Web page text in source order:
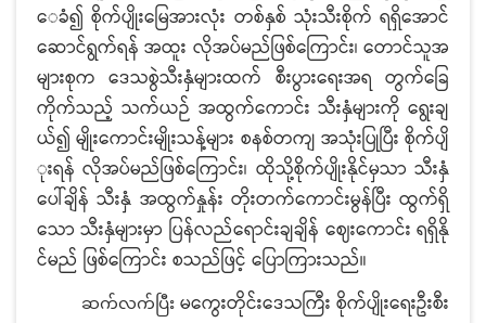
ေခံ၍ စိုက်ပျိုးမြေအားလုံး တစ်နှစ် သုံးသီးစိုက် ရရှိအောင်
ဆောင်ရွက်ရန် အထူး လိုအပ်မည်ဖြစ်ကြောင်း၊ တောင်သူအ
များစုက ဒေသစွဲသီးနှံများထက် စီးပွားရေးအရ တွက်ခြေ
ကိုက်သည့် သက်ယဉ် အထွက်ကောင်း သီးနှံများကို ရွေးချ
ယ်၍ မျိုးကောင်းမျိုးသန့်များ စနစ်တကျ အသုံးပြုပြီး စိုက်ပျိ
ုးရန် လိုအပ်မည်ဖြစ်ကြောင်း၊ ထိုသို့စိုက်ပျိုးနိုင်မှသာ သီးနှံ
ပေါ်ချိန် သီးနှံ အထွက်နှုန်း တိုးတက်ကောင်းမွန်ပြီး ထွက်ရှိ
သော သီးနှံများမှာ ပြန်လည်ရောင်းချချိန် ဈေးကောင်း ရရှိနို
င်မည် ဖြစ်ကြောင်း စသည်ဖြင့် ပြောကြားသည်။
ဆက်လက်ပြီး မကွေးတိုင်းဒေသကြီး စိုက်ပျိုးရေးဦးစီး